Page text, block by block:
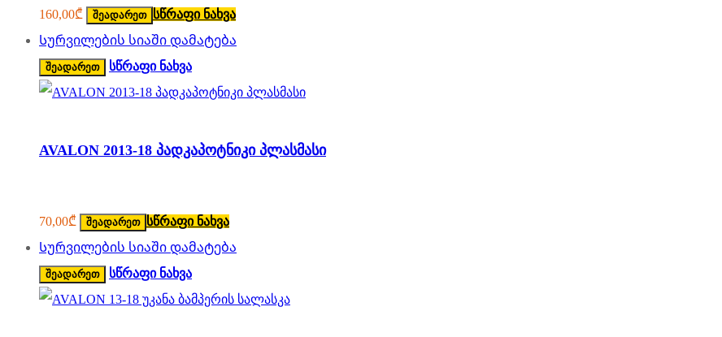
160,00₾ შეადარეთ სწრაფი ნახვა
Სურვილების სიაში დამატება
შეადარეთ სწრაფი ნახვა
AVALON 2013-18 პადკაპოტნიკი პლასმასი
70,00₾ შეადარეთ სწრაფი ნახვა
Სურვილების სიაში დამატება
შეადარეთ სწრაფი ნახვა